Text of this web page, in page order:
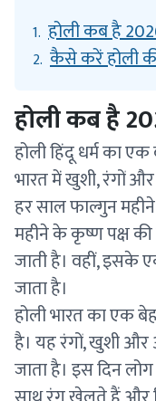
1. होली कब है
2. कैसे करें होली
होली कब है
होली हिंदू धर्म का
भारत में खुशी, रंगों
हर साल फाल्गुन महीने
महीने के कृष्ण पक्ष की
जाती है। वहीं, इसके
जाता है।
होली भारत का एक
है। यह रंगों, खुशी और
जाता है। इस दिन